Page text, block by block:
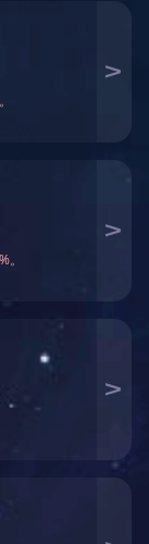
中国核工业发展